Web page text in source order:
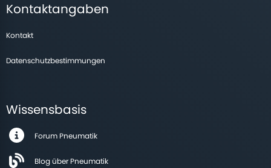
Kontaktangaben
Kontakt
Datenschutzbestimmungen
Wissensbasis
Forum Pneumatik
Blog über Pneumatik